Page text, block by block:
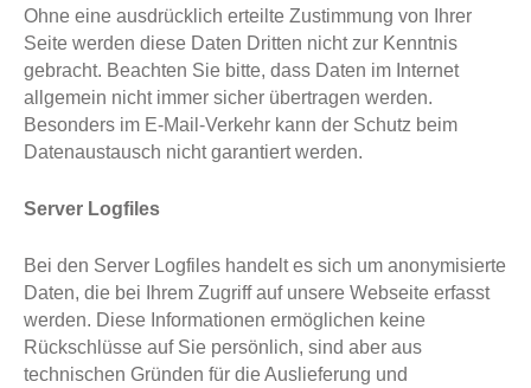
Ohne eine ausdrücklich erteilte Zustimmung von Ihrer
Seite werden diese Daten Dritten nicht zur Kenntnis
gebracht. Beachten Sie bitte, dass Daten im Internet
allgemein nicht immer sicher übertragen werden.
Besonders im E-Mail-Verkehr kann der Schutz beim
Datenaustausch nicht garantiert werden.
Server Logfiles
Bei den Server Logfiles handelt es sich um anonymisierte
Daten, die bei Ihrem Zugriff auf unsere Webseite erfasst
werden. Diese Informationen ermöglichen keine
Rückschlüsse auf Sie persönlich, sind aber aus
technischen Gründen für die Auslieferung und